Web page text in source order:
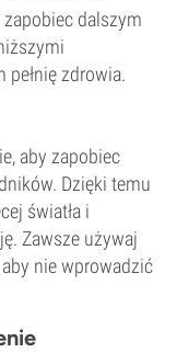
dalszym
zdrowia.
aby zapobiec
Dzięki temu
światła i
Zawsze używaj
nie wprowadzić